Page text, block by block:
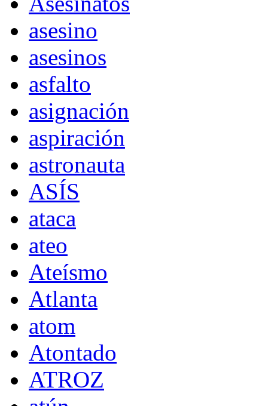
asesino
asesinos
asfalto
asignación
aspiración
astronauta
ASÍS
ataca
ateo
Ateísmo
Atlanta
atom
Atontado
ATROZ